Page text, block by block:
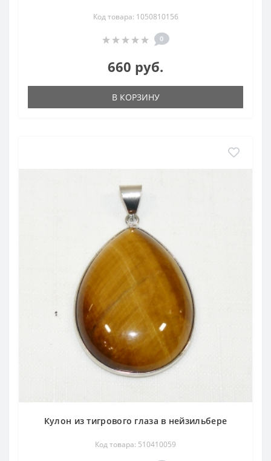
Код товара: 1050810156
0
660 руб.
В КОРЗИНУ
Кулон из тигрового глаза в нейзильбере
Код товара: 510410059